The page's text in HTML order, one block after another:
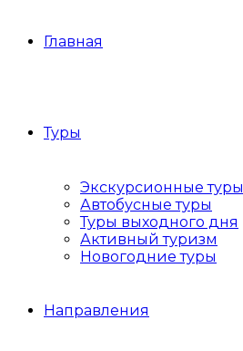
Главная
Туры
Экскурсионные туры
Автобусные туры
Туры выходного дня
Активный туризм
Новогодние туры
Направления